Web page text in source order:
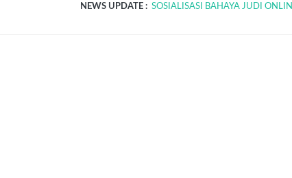
NEWS UPDATE : SOSIALISASI BAHAYA JUDI